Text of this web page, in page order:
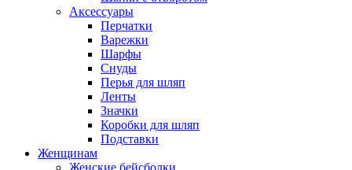
Аксессуары
Перчатки
Варежки
Шарфы
Снуды
Перья для шляп
Ленты
Значки
Коробки для шляп
Подставки
Женщинам
Женские бейсболки